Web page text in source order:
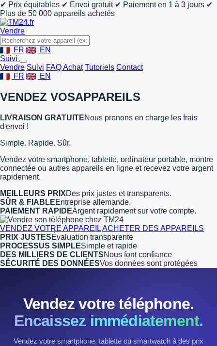
✔ Prix équitables ✔ Envoi gratuit ✔ Paiement en 1 à 3 jours ✔
Plus de 50 000 appareils achetés
Vendre
FR
EN
Suivi
Vendre Suivi FAQ Achat Tutoriels Contact
FR
EN
VENDEZ VOSAPPAREILS
LIVRAISON GRATUITENous prenons en charge les frais
d'envoi !
Simple. Rapide. Sûr.
Vendez votre smartphone, tablette, ordinateur portable, montre
connectée ou autres appareils en ligne et recevez votre argent
rapidement.
MEILLEURS PRIXDes prix justes et transparents.
SÛR & FIABLEEntreprise allemande.
PAIEMENT RAPIDEArgent rapidement sur votre compte.
VENDEZ VOTRE APPAREILACHETER DES APPAREILS
PRIX JUSTESÉvaluation transparente
PROCESSUS SIMPLESimple et rapide
DES MILLIERS DE CLIENTSNous font confiance
SÉCURITÉ DES DONNÉESVos données sont protégées
Vendez votre téléphone.
Encaissez immédiatement.
Vendez votre smartphone, tablette ou smartwatch à des prix